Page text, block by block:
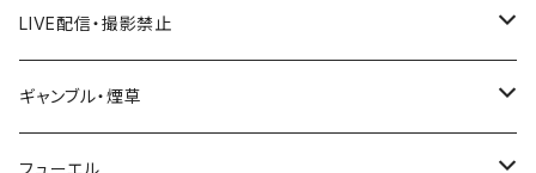
国道700～799号線
ROUTE600～699号線
ROUTE700～799号線
ROUTE 600～699号線
Tシャツ
ステッカー
山形県
福島県
茨城県
LIVE配信・撮影禁止
LIVE配信禁止
撮影禁止
ギャンブル・煙草
ホテルキーホルダー
フューエル